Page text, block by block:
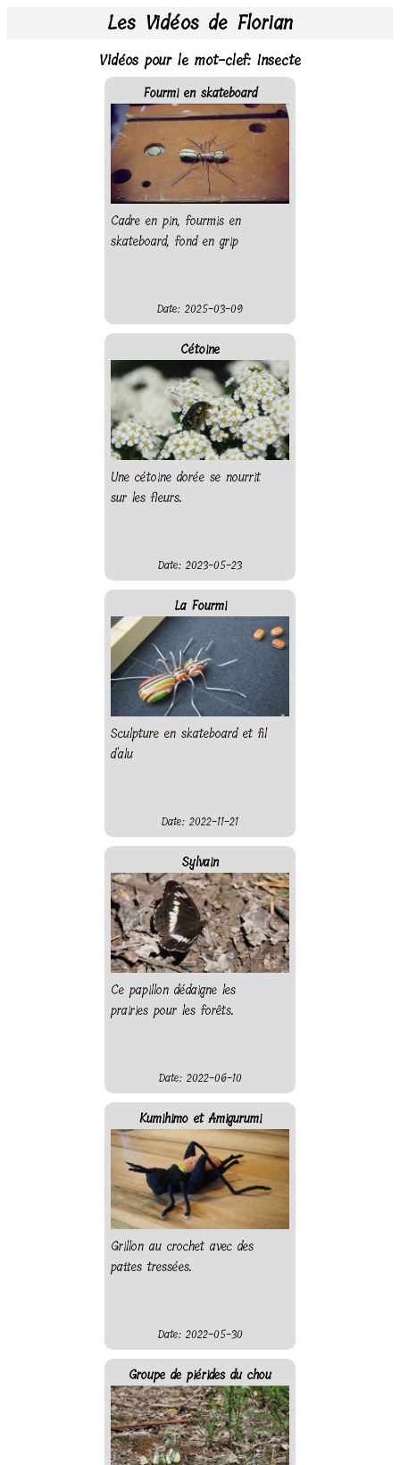
Les Vidéos de Florian
Vidéos pour le mot-clef: Insecte
Fourmi en skateboard
Cadre en pin, fourmis en
skateboard, fond en grip
Date: 2025-03-09
Cétoine
Une cétoine dorée se nourrit
sur les fleurs.
Date: 2023-05-23
La Fourmi
Sculpture en skateboard et fil
d'alu
Date: 2022-11-21
Sylvain
Ce papillon dédaigne les
prairies pour les forêts.
Date: 2022-06-10
Kumihimo et Amigurumi
Grillon au crochet avec des
pattes tressées.
Date: 2022-05-30
Groupe de piérides du chou